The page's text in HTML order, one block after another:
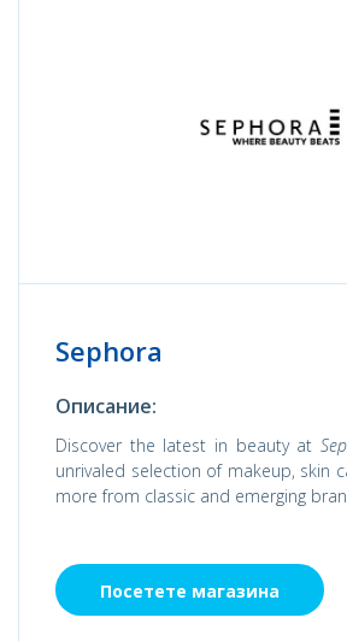
Sephora
Описание:
Discover the latest in beauty at
unrivaled selection of makeup, skin
more from classic and emerging
Посетете магазина